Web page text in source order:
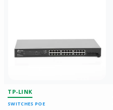
TP-LINK
SWITCHES POE